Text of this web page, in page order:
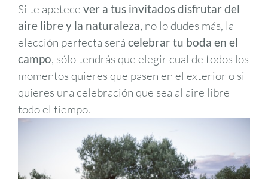
Si te apetece ver a tus invitados disfrutar del
aire libre y la naturaleza, no lo dudes más, la
elección perfecta será celebrar tu boda en el
campo, sólo tendrás que elegir cual de todos los
momentos quieres que pasen en el exterior o si
quieres una celebración que sea al aire libre
todo el tiempo.